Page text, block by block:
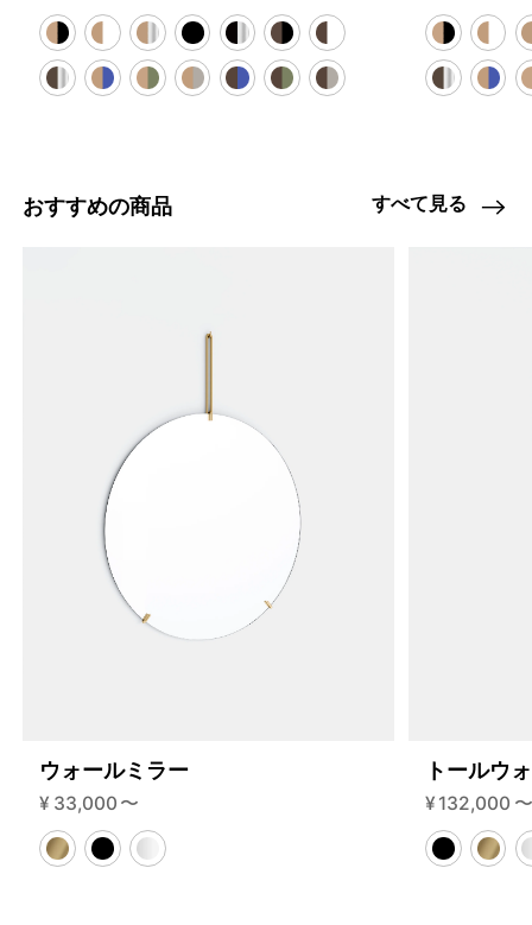
200-1-b?variant=46591341822184
S.200.1.B.BL.BL0
おすすめの商品 すべて見る
ウォールミラー
¥ 33,000 〜
トールウ
¥ 132,000 〜